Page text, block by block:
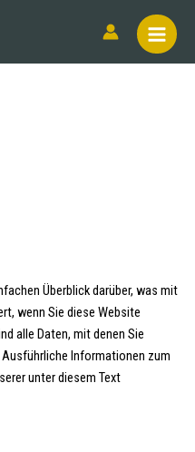
Überblick darüber, was mit
wenn Sie diese Website
alle Daten, mit denen Sie
Informationen zum
unter diesem Text